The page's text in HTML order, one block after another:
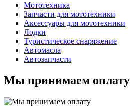
Мототехника
Запчасти для мототехники
Аксессуары для мототехники
Лодки
Туристическое снаряжение
Автомасла
Автозапчасти
Мы принимаем оплату